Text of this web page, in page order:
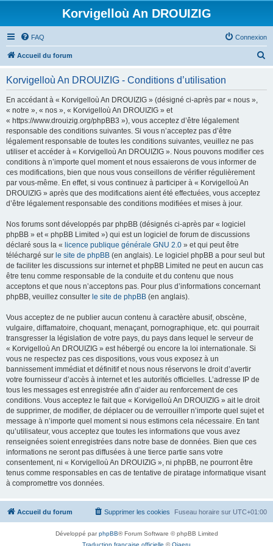
Korvigelloù An DROUIZIG
FAQ Connexion
Accueil du forum
Korvigelloù An DROUIZIG - Conditions d’utilisation
En accédant à « Korvigelloù An DROUIZIG » (désigné ci-après par « nous »,
« notre », « nos », « Korvigelloù An DROUIZIG » et
« https://www.drouizig.org/phpBB3 »), vous acceptez d’être légalement
responsable des conditions suivantes. Si vous n’acceptez pas d’être
légalement responsable de toutes les conditions suivantes, veuillez ne pas
utiliser et accéder à « Korvigelloù An DROUIZIG ». Nous pouvons modifier ces
conditions à n’importe quel moment et nous essaierons de vous informer de
ces modifications, bien que nous vous conseillons de vérifier régulièrement
par vous-même. En effet, si vous continuez à participer à « Korvigelloù An
DROUIZIG » après que des modifications aient été effectuées, vous acceptez
d’être légalement responsable des conditions modifiées et mises à jour.
Nos forums sont développés par phpBB (désignés ci-après par « logiciel
phpBB » et « phpBB Limited ») qui est un logiciel de forum de discussions
déclaré sous la « licence publique générale GNU 2.0 » et qui peut être
téléchargé sur le site de phpBB (en anglais). Le logiciel phpBB a pour seul but
de faciliter les discussions sur internet et phpBB Limited ne peut en aucun cas
être tenu comme responsable de la conduite et du contenu que nous
acceptons et que nous n’acceptons pas. Pour plus d’informations concernant
phpBB, veuillez consulter le site de phpBB (en anglais).
Vous acceptez de ne publier aucun contenu à caractère abusif, obscène,
vulgaire, diffamatoire, choquant, menaçant, pornographique, etc. qui pourrait
transgresser la législation de votre pays, du pays dans lequel le serveur de
« Korvigelloù An DROUIZIG » est hébergé ou encore la loi internationale. Si
vous ne respectez pas ces dispositions, vous vous exposez à un
bannissement immédiat et définitif et nous nous réservons le droit d’avertir
votre fournisseur d’accès à internet et les autorités officielles. L’adresse IP de
tous les messages est enregistrée afin d’aider au renforcement de ces
conditions. Vous acceptez le fait que « Korvigelloù An DROUIZIG » ait le droit
de supprimer, de modifier, de déplacer ou de verrouiller n’importe quel sujet et
message à n’importe quel moment si nous estimons cela nécessaire. En tant
qu’utilisateur, vous acceptez que toutes les informations que vous avez
renseignées soient enregistrées dans notre base de données. Bien que ces
informations ne seront pas diffusées à une tierce partie sans votre
consentement, ni « Korvigelloù An DROUIZIG », ni phpBB, ne pourront être
tenus comme responsables en cas de tentative de piratage informatique visant
à compromettre vos données.
Accueil du forum Fuseau horaire sur UTC+01:00
Supprimer les cookies
Développé parphpBB® Forum Software © phpBB Limited
Traduction française officielle ©Qiaeru